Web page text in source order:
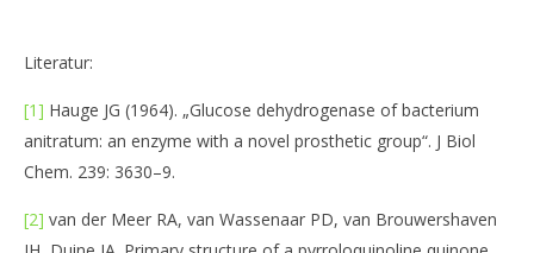
Literatur:
[1] Hauge JG (1964). „Glucose dehydrogenase of bacterium
anitratum: an enzyme with a novel prosthetic group“. J Biol
Chem. 239: 3630–9.
[2] van der Meer RA, van Wassenaar PD, van Brouwershaven